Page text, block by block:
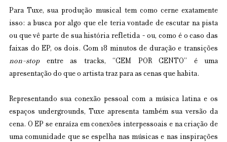
Para Tuxe, sua produção musical tem como cerne exatamente
isso: a busca por algo que ele teria vontade de escutar na pista
ou que vê parte de sua história refletida - ou, como é o caso das
non-stop entre as tracks, “CEM POR CENTO” é uma
apresentação do que o artista traz para as cenas que habita.
Representando sua conexão pessoal com a música latina e os
espaços undergrounds, Tuxe apresenta também sua versão da
cena. O EP se enraíza em conexões interpessoais e na criação de
uma comunidade que se espelha nas músicas e nas inspirações